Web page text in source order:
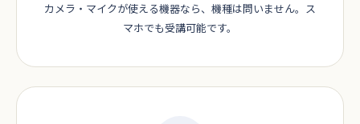
カメラ・マイクが使える機器なら、機種は問いません。ス
マホでも受講可能です。